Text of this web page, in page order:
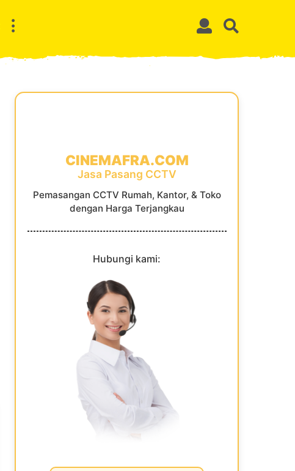
CINEMAFRA.COM
Jasa Pasang CCTV
Pemasangan CCTV Rumah, Kantor, & Toko
dengan Harga Terjangkau
Hubungi kami: